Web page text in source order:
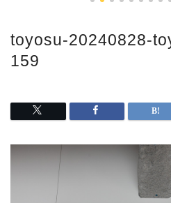
toyosu-20240828-
159